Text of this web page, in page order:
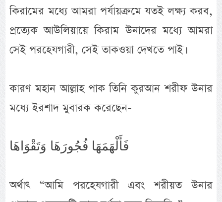
কিরামের মধ্যে আমরা পর্যায়ক্রমে যতই লক্ষ্য করব,
প্রত্যেক আউলিয়ায়ে কিরাম উনাদের মধ্যে আমরা
সেই পরহেযগারী, সেই তাকওয়া দেখতে পাই।
কারণ মহান আল্লাহ পাক তিনি কুরআন শরীফ উনার
মধ্যে ইরশাদ মুবারক করেছেন-
فَأَلْهَمَهَا فُجُورَهَا وَتَقْوَاهَا
অর্থাৎ “আমি পরহেযগারী এবং শরীয়ত উনার